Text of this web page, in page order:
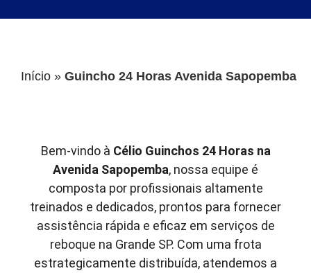
Início » Guincho 24 Horas Avenida Sapopemba
Bem-vindo à Célio Guinchos 24 Horas na
Avenida Sapopemba, nossa equipe é
composta por profissionais altamente
treinados e dedicados, prontos para fornecer
assistência rápida e eficaz em serviços de
reboque na Grande SP. Com uma frota
estrategicamente distribuída, atendemos a